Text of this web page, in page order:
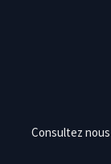
Consultez